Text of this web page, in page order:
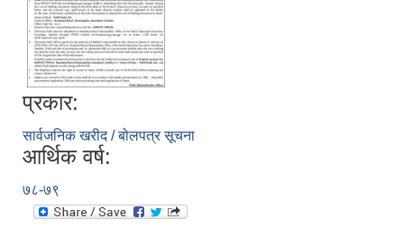
प्रकार:
सार्वजनिक खरीद / बोलपत्र सूचना
आर्थिक वर्ष:
७८-७९